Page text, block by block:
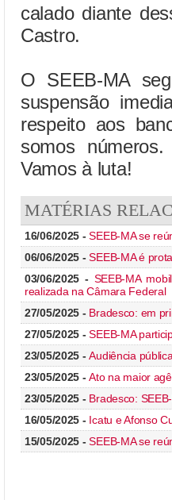
calado diante
Castro.
O SEEB-MA
suspensão
respeito aos
somos
Vamos à luta!
MATÉRIAS
16/06/2025 -SEEB-MA se
06/06/2025 -SEEB-MA é
03/06/2025 - SEEB-MA
realizada na Câmara Federal
27/05/2025 - Bradesco: em
27/05/2025 -SEEB-MA
23/05/2025 -Audiência
23/05/2025 -Ato na maior
23/05/2025 - Bradesco:
16/05/2025 - Icatu e Afonso
15/05/2025 -SEEB-MA se